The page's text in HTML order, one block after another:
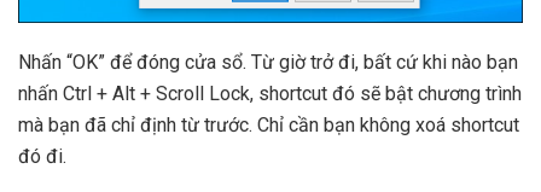
Nhấn “OK” để đóng cửa sổ. Từ giờ trở đi, bất cứ khi nào bạn
nhấn Ctrl + Alt + Scroll Lock, shortcut đó sẽ bật chương trình
mà bạn đã chỉ định từ trước. Chỉ cần bạn không xoá shortcut
đó đi.